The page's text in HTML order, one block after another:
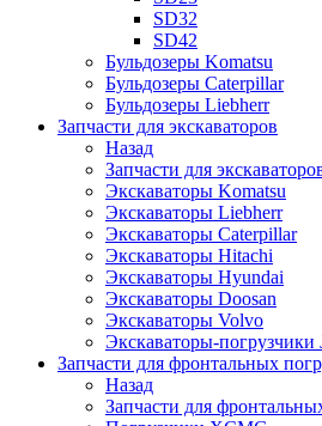
SD32
SD42
Бульдозеры Komatsu
Бульдозеры Caterpillar
Бульдозеры Liebherr
Запчасти для экскаваторов
Назад
Запчасти для
Экскаваторы Komatsu
Экскаваторы Liebherr
Экскаваторы Caterpillar
Экскаваторы Hitachi
Экскаваторы Hyundai
Экскаваторы Doosan
Экскаваторы Volvo
Экскаваторы-погрузчики
Запчасти для фронтальных
Назад
Запчасти для